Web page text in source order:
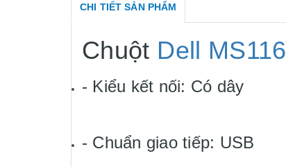
CHI TIẾT SẢN PHẨM
Chuột Dell MS116
- Kiểu kết nối: Có dây
- Chuẩn giao tiếp: USB